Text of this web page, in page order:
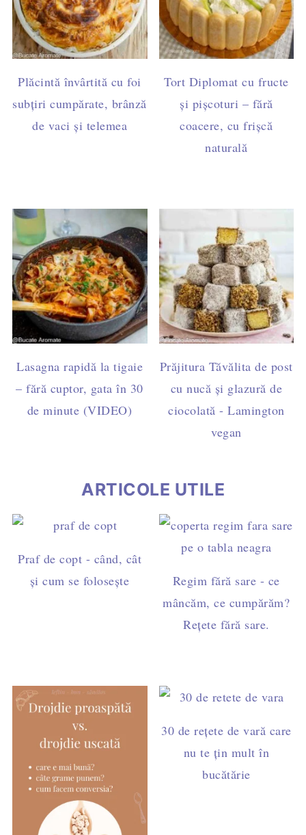
Plăcintă învârtită cu foi
subțiri cumpărate, brânză
de vaci și telemea
Tort Diplomat cu fructe
și pișcoturi – fără
coacere, cu frișcă
naturală
Lasagna rapidă la tigaie
– fără cuptor, gata în 30
de minute (VIDEO)
Prăjitura Tăvălita de post
cu nucă și glazură de
ciocolată - Lamington
vegan
ARTICOLE UTILE
Praf de copt - când, cât
și cum se folosește
Regim fără sare - ce
mâncăm, ce cumpărăm?
Rețete fără sare.
30 de rețete de vară care
nu te țin mult în
bucătărie